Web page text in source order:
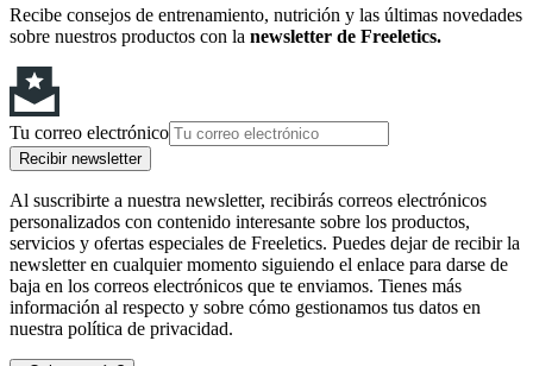
Recibe consejos de entrenamiento, nutrición y las últimas novedades
sobre nuestros productos con la newsletter de Freeletics.
Tu correo electrónico
Recibir newsletter
Al suscribirte a nuestra newsletter, recibirás correos electrónicos
personalizados con contenido interesante sobre los productos,
servicios y ofertas especiales de Freeletics. Puedes dejar de recibir la
newsletter en cualquier momento siguiendo el enlace para darse de
baja en los correos electrónicos que te enviamos. Tienes más
información al respecto y sobre cómo gestionamos tus datos en
nuestra política de privacidad.